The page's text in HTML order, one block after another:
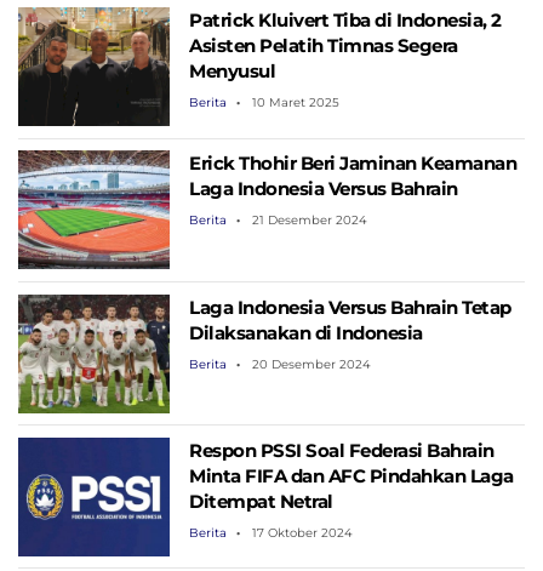
Patrick Kluivert Tiba di Indonesia, 2
Asisten Pelatih Timnas Segera
Menyusul
Berita 10 Maret 2025
Erick Thohir Beri Jaminan Keamanan
Laga Indonesia Versus Bahrain
Berita 21 Desember 2024
Laga Indonesia Versus Bahrain Tetap
Dilaksanakan di Indonesia
Berita 20 Desember 2024
Respon PSSI Soal Federasi Bahrain
Minta FIFA dan AFC Pindahkan Laga
Ditempat Netral
Berita 17 Oktober 2024